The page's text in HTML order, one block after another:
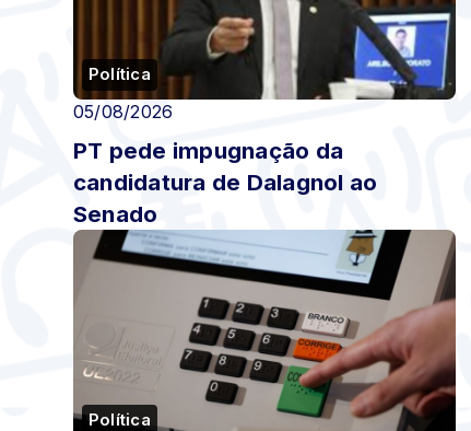
Política
05/08/2026
PT pede impugnação da
candidatura de Dalagnol ao
Senado
Política